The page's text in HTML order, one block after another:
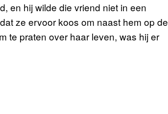
en hij wilde die vriend niet in een
ze ervoor koos om naast hem op de
te praten over haar leven, was hij er